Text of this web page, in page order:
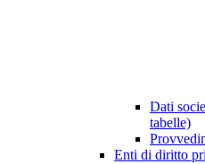
Dati
tabelle)
Enti di diritto